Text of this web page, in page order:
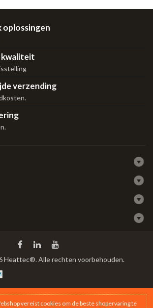
oplossingen
kwaliteit
verzending
.
Heattec®. Alle rechten voorbehouden.
vereist cookies om de beste shopervaring te